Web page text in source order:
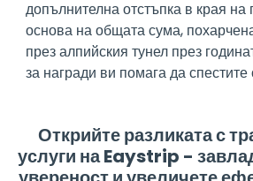
допълнителна отстъпка в края на
основа на общата сума,
през алпийския тунел през
за награди ви помага да
Открийте разликата с
услуги на Eaystrip -